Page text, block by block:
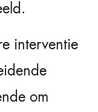
interventie
om